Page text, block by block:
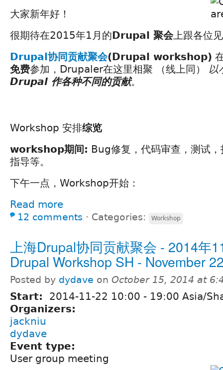
大家新年好！
很期待在2015年1月的Drupal 聚会上跟各位
Drupal协同贡献聚会(Drupal workshop)
免费参加，Drupaler在这里相聚 （线上同） 以
Drupal 作各种不同的贡献。
Workshop 安排综览
workshop期间: Bug修复，代码审查，测试
指导等。
下午一点，Workshop开始：
Read more
12 comments ⋅ Categories: Workshop
上海Drupal协同贡献聚会 - 2014年
Drupal Workshop SH - November
Posted by dydave on October 15, 2014 at
Start: 2014-11-22 10:00 - 19:00 Asia/
Organizers:
jackniu
dydave
Event type:
User group meeting